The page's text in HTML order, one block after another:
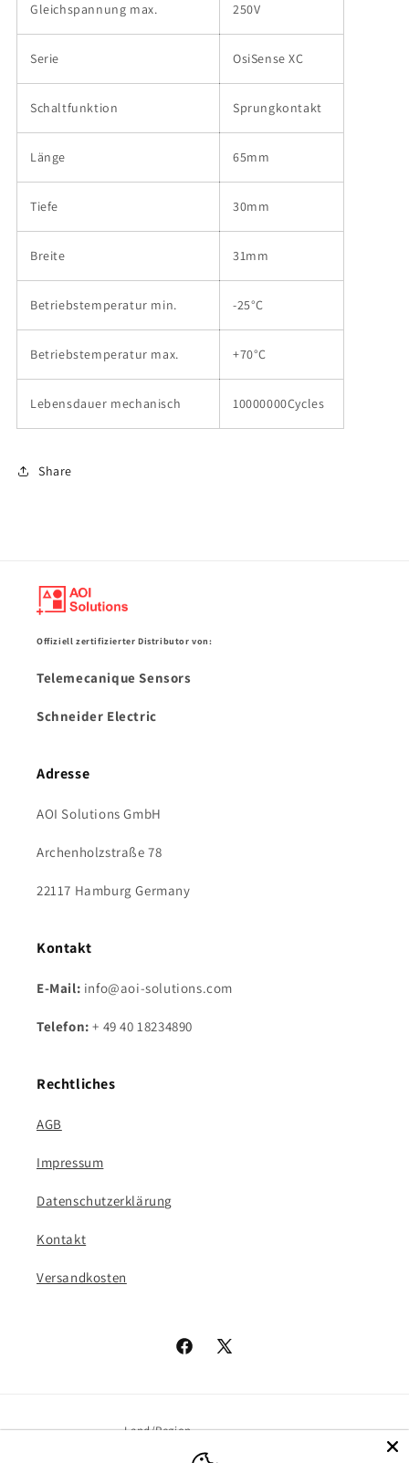
Gleichspannung max. 250V
Serie OsiSense XC
Schaltfunktion Sprungkontakt
Länge 65mm
Tiefe 30mm
Breite 31mm
Betriebstemperatur min. -25°C
Betriebstemperatur max. +70°C
Lebensdauer mechanisch 10000000Cycles
Share
Offiziell zertifizierter Distributor von:
Telemecanique Sensors
Schneider Electric
Adresse
AOI Solutions GmbH
Archenholzstraße 78
22117 Hamburg Germany
Kontakt
E-Mail: info@aoi-solutions.com
Telefon:+ 49 40 18234890
Rechtliches
AGB
Impressum
Datenschutzerklärung
Kontakt
Versandkosten
Facebook
X
Land/Region